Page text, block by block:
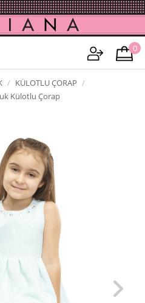
0
KÜLOTLU ÇORAP
Külotlu Çorap